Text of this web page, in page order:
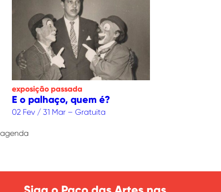
exposição passada
E o palhaço, quem é?
02 Fev / 31 Mar – Gratuita
agenda